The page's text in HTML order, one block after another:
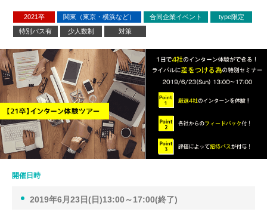
2021卒 関東（東京・横浜など） 合同企業イベント
type限定
特別パス有
少人数制 対策
開催日時
2019年6月23日(日)13:00～17:00(終了)